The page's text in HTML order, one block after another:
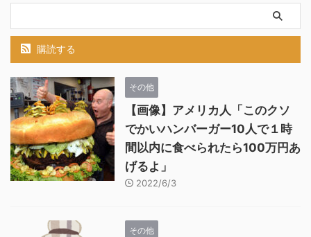
購読する
その他
【画像】アメリカ人「このクソ
でかいハンバーガー10人で１時
間以内に食べられたら100万円あ
げるよ」
2022/6/3
その他